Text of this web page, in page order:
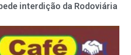
interdição da Rodoviária